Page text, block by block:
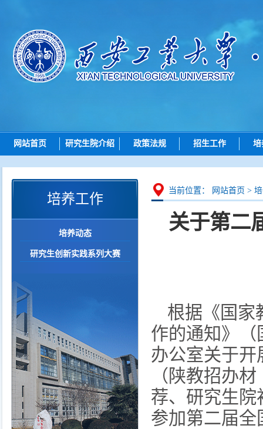
网站首页 研究生院介绍
研究生院简介
岗位职责
政策法规
总则
招生
培养
学位
招生工作
招生动态
博士招生
硕士招生
导师查询
培
研
培养工作
培养动态
研究生创新实践系列大赛
当前位置： 网站首页 >
关于第二
根据《国家
作的通知》（
办公室关于
（陕教招办
荐、研究生
参加第二届